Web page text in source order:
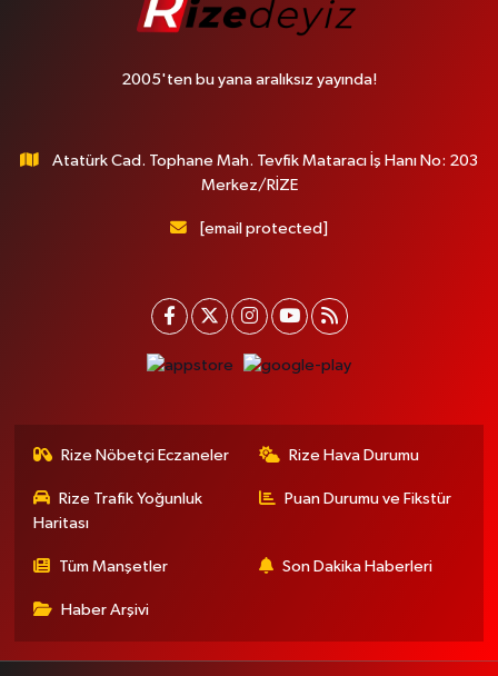
2005'ten bu yana aralıksız yayında!
Atatürk Cad. Tophane Mah. Tevfik Mataracı İş Hanı No: 203
Merkez/RİZE
[email protected]
Rize Nöbetçi Eczaneler Rize Hava Durumu
Rize Trafik Yoğunluk
Haritası
Puan Durumu ve Fikstür
Tüm Manşetler Son Dakika Haberleri
Haber Arşivi